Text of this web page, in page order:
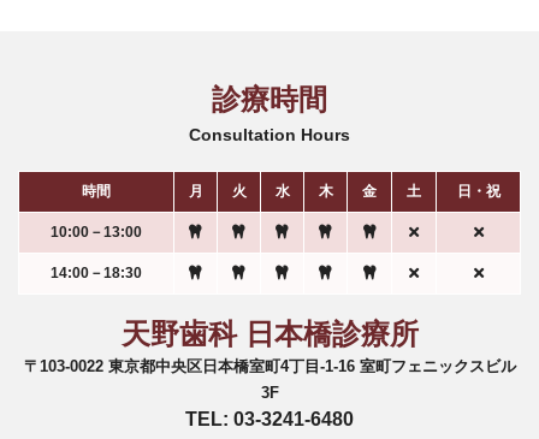
診療時間
Consultation Hours
時間 月 火 水 木 金 土 日・祝
10:00－13:00
14:00－18:30
天野歯科 日本橋診療所
〒103-0022 東京都中央区日本橋室町4丁目-1-16 室町フェニックスビル
3F
TEL: 03-3241-6480